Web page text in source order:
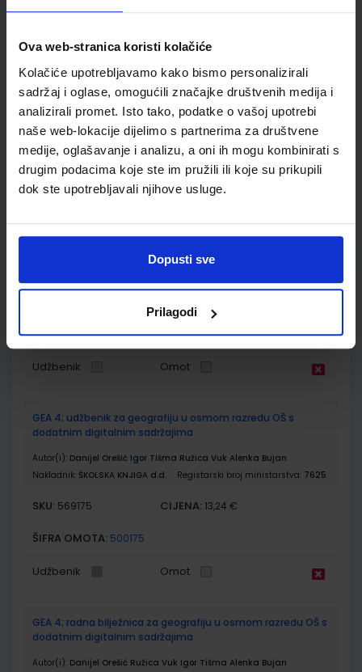
Ova web-stranica koristi kolačiće
Kolačiće upotrebljavamo kako bismo personalizirali
sadržaj i oglase, omogućili značajke društvenih medija i
analizirali promet. Isto tako, podatke o vašoj upotrebi
naše web-lokacije dijelimo s partnerima za društvene
medije, oglašavanje i analizu, a oni ih mogu kombinirati s
drugim podacima koje ste im pružili ili koje su prikupili
dok ste upotrebljavali njihove usluge.
Dopusti sve
Prilagodi
Autor(i):Mamić Mrvoš Sermek Peradinović Ribarić
Nakladnik:
ALFA d.d. Registarski broj ministarstva:
SKU:567459 CIJENA:13,03 €
ŠIFRA OMOTA: 500160
Udžbenik Omot
škole
Mamić Mrvoš Sermek Peradinović Ribarić
ŠIFRA OMOTA:500167
Udžbenik Omot
GEA 4; udžbenik za geografiju u osmom razredu OŠ s
dodatnim digitalnim sadržajima
Autor(i): Danijel Orešić Igor Tišma Ružica Vuk Alenka Bujan
Nakladnik: ŠKOLSKA KNJIGA d.d. Registarski broj ministarstva: 7625
SKU: 569175 CIJENA: 13,24 €
ŠIFRA OMOTA: 500175
Udžbenik Omot
GEA 4; radna bilježnica za geografiju u osmom razredu OŠ s
dodatnim digitalnim sadržajima
Autor(i): Danijel Orešić Ružica Vuk Igor Tišma Alenka Bujan